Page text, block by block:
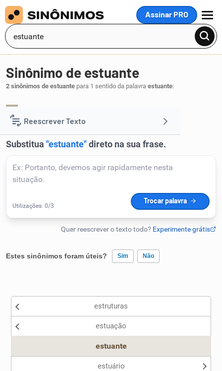
Assinar PRO
MENU
Reescrever Texto
Resumir Texto
Corrigir Texto
Detector de IA
Humanizador de IA
Conexões
Sinônimo de estuante
2 sinônimos de estuante para 1 sentido da palavra estuante:
Estes sinônimos foram úteis? Sim Não
Nenhum dos sinônimos apresentados me ajudou
estruturas
estuação
estuante
estuário